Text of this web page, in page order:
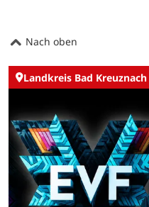
Nach oben
Landkreis Bad Kreuznach